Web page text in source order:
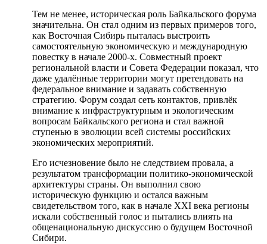
Тем не менее, историческая роль Байкальского форума
значительна. Он стал одним из первых примеров того,
как Восточная Сибирь пыталась выстроить
самостоятельную экономическую и международную
повестку в начале 2000-х. Совместный проект
региональной власти и Совета Федерации показал, что
даже удалённые территории могут претендовать на
федеральное внимание и задавать собственную
стратегию. Форум создал сеть контактов, привлёк
внимание к инфраструктурным и экологическим
вопросам Байкальского региона и стал важной
ступенью в эволюции всей системы российских
экономических мероприятий.
Его исчезновение было не следствием провала, а
результатом трансформации политико-экономической
архитектуры страны. Он выполнил свою
историческую функцию и остался важным
свидетельством того, как в начале XXI века регионы
искали собственный голос и пытались влиять на
общенациональную дискуссию о будущем Восточной
Сибири.